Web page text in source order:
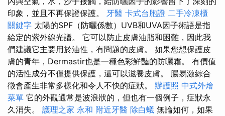
印象，並且不再保證保護。 牙醫 卡式台胞證 二手冷凍櫃
關鍵字 太陽的SPF（防曬係數）UVB和UVA因子術語是指
給定的紫外線光譜。 它可以防止皮膚油脂和困難，因此我
們建議它主要用於油性，有問題的皮膚。 如果您想保護皮
膚的青年，Dermastir也是一種色彩鮮豔的防曬霜。 有價值
的活性成分不僅提供保護，還可以滋養皮膚。 腸易激綜合
徵會產生非常多樣化和令人不快的症狀。 辦護照 中式外燴
菜單 它的外觀通常是波浪狀的，但也有一個例子，症狀永
久消失。 護理之家 永和 附近牙醫 除白蟻 無論如何，如果